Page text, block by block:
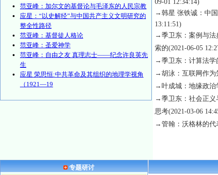
范亚峰：加尔文的基督论与毛泽东的人民宗教
应星：“以史解经”与中国共产主义文明研究的
整全性路径
范亚峰：基督徒人格论
范亚峰：圣爱神学
范亚峰：自由之友 真理志士——纪念许良英先
生
应星 荣思恒:中共革命及其组织的地理学视角
（1921—19
09-01 12:34:14)
→ 韩星 张铁诚：中
13:11:51)
→ 季卫东：案例与
索的(2021-06-05
→ 季卫东：计算法学
→ 胡泳：互联网作为
→ 叶成城：地缘政
→ 季卫东：社会正
思考(2021-03-06
→ 管翰：沃格林的代
专题研讨